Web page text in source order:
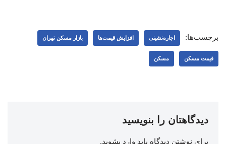
برچسب‌ها: اجاره‌نشینی افزایش قیمت‌ها بازار مسکن تهران
قیمت مسکن مسکن
دیدگاهتان را بنویسید
برای نوشتن دیدگاه باید وارد بشوید.